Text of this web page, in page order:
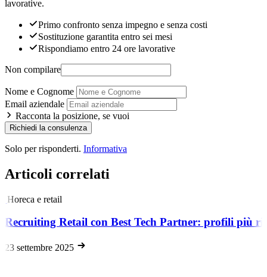
lavorative.
Primo confronto senza impegno e senza costi
Sostituzione garantita entro sei mesi
Rispondiamo entro 24 ore lavorative
Non compilare
Nome e Cognome
Email aziendale
Racconta la posizione, se vuoi
Richiedi la consulenza
Solo per risponderti. Informativa
Articoli correlati
Horeca e retail
Recruiting Retail con Best Tech Partner: profili più
23 settembre 2025